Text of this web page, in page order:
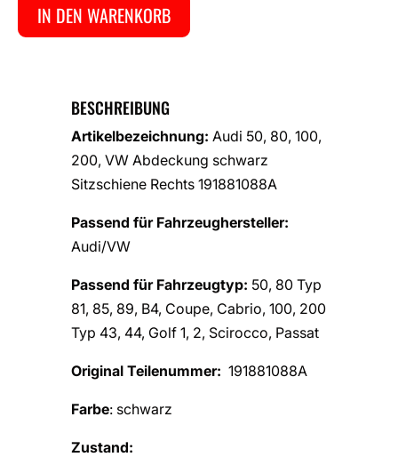
IN DEN WARENKORB
BESCHREIBUNG
Artikelbezeichnung: Audi 50, 80, 100,
200, VW Abdeckung schwarz
Sitzschiene Rechts 191881088A
Passend für Fahrzeughersteller:
Audi/VW
Passend für Fahrzeugtyp: 50, 80 Typ
81, 85, 89, B4, Coupe, Cabrio, 100, 200
Typ 43, 44, Golf 1, 2, Scirocco, Passat
Original Teilenummer: 191881088A
Farbe: schwarz
Zustand: